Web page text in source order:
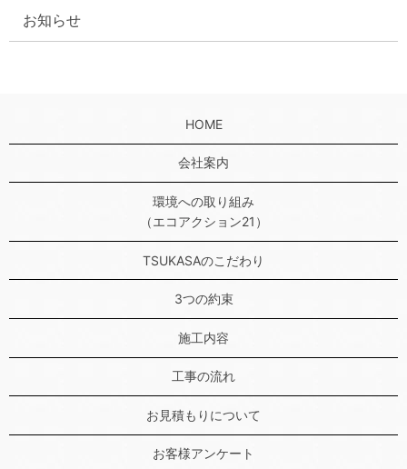
お知らせ
HOME
会社案内
環境への取り組み
（エコアクション21）
TSUKASAのこだわり
3つの約束
施工内容
工事の流れ
お見積もりについて
お客様アンケート